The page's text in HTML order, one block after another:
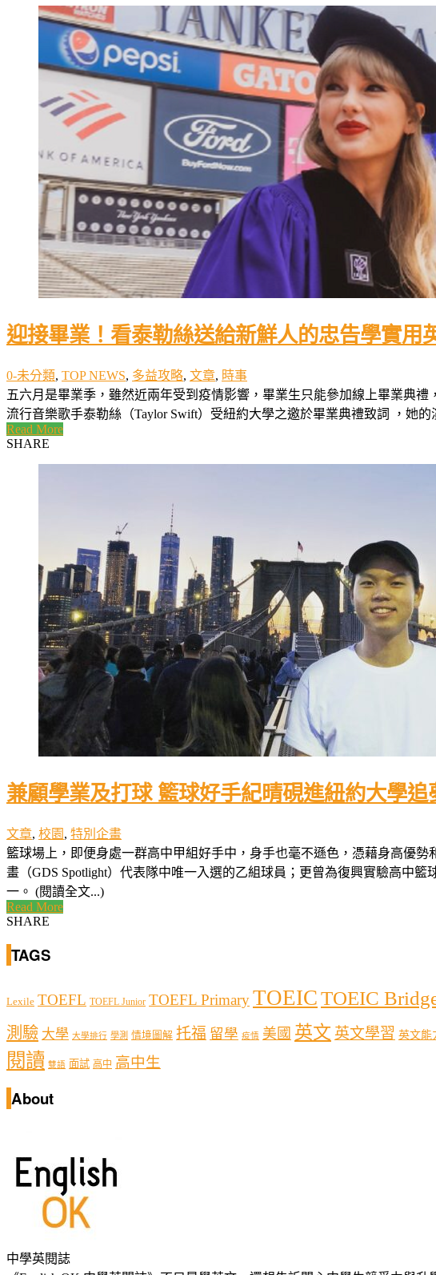
迎接畢業！看泰勒絲送給新鮮人的忠告學實用
0-未分類, TOP NEWS, 多益攻略, 文章, 時事
五六月是畢業季，雖然近兩年受到疫情影響，畢業生只能參加線上畢業典
流行音樂歌手泰勒絲（Taylor Swift）受紐約大學之邀於畢業典禮致詞 ，她
Read More
SHARE
兼顧學業及打球 籃球好手紀晴硯進紐約大學追
文章, 校園 , 特別企畫
籃球場上，即便身處一群高中甲組好手中，身手也毫不遜色，憑藉身高優
畫（GDS Spotlight）代表隊中唯一入選的乙組球員；更曾為復興實驗高中
一。 (閱讀全文...)
Read More
SHARE
TAGS
Lexile TOEFL TOEFL Junior TOEFL PrimaryTOEICTOEIC
測驗 大學 大學排行 學測 情境圖解 托福 留學 疫情 美國 英文 英文學習 英文能
閱讀 雙語 面試 高中 高中生
About
中學英閱誌